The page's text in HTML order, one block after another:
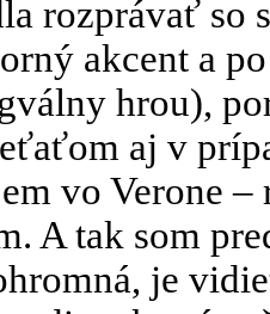
rozprávať
akcent a
hrou),
aj v
vo Verone –
A tak som
je